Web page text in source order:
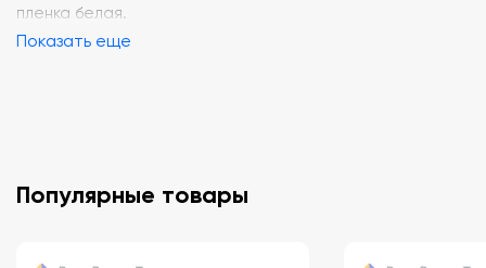
пленка белая.
Показать еще
Популярные товары